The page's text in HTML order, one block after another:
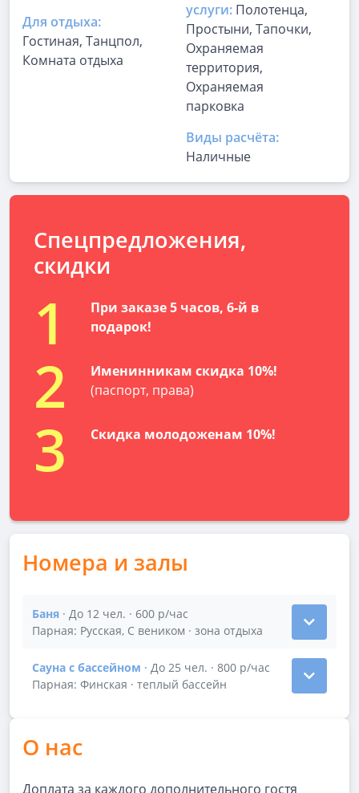
Для отдыха:
Гостиная, Танцпол,
Комната отдыха
услуги: Полотенца,
Простыни, Тапочки,
Охраняемая
территория,
Охраняемая
парковка
Виды расчёта:
Наличные
Спецпредложения,
скидки
1
При заказе 5 часов, 6-й в
подарок!
2
Именинникам скидка 10%!
(паспорт, права)
3 Скидка молодоженам 10%!
Номера и залы
Баня · До 12 чел. · 600 р/час
Парная: Русская, С веником · зона отдыха
Показать подробности зала Баня
Сауна с бассейном · До 25 чел. · 800 р/час
Парная: Финская · теплый бассейн
Показать подробности зала Сауна с бассейном
О нас
Доплата за каждого дополнительного гостя